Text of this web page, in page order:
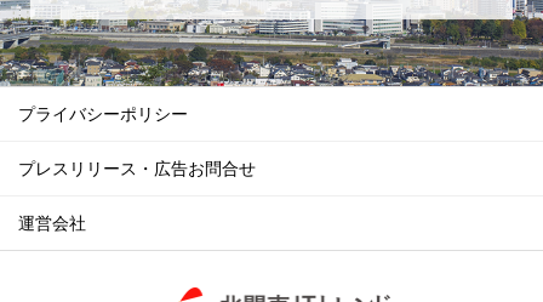
プライバシーポリシー
プレスリリース・広告お問合せ
運営会社